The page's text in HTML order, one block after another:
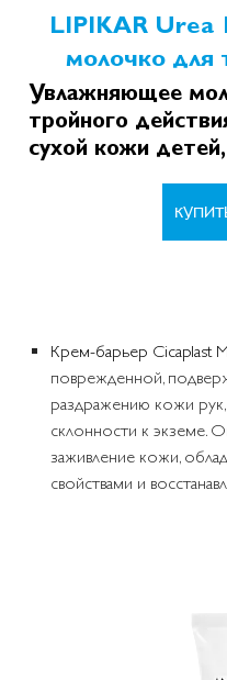
LIPIKAR Urea
молочко для
Увлажняющее
тройного
сухой кожи
Крем-барьер Cicaplast
поврежденной,
раздражению кожи
склонности к экземе.
заживление кожи,
свойствами и